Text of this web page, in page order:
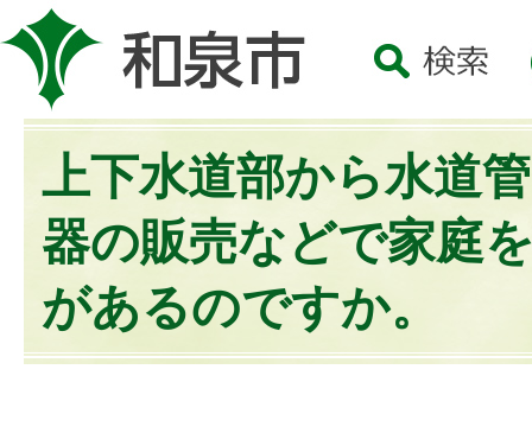
上下水道部から水道
器の販売などで家庭
があるのですか。